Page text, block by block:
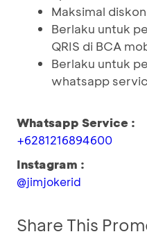
Maksimal
Berlaku untuk
QRIS di BCA
Berlaku untuk
whatsapp
Whatsapp Service :
+6281216894600
Instagram :
@jimjokerid
Share This